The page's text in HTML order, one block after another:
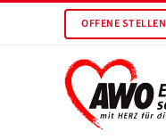
OFFENE STELLEN